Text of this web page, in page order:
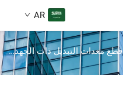
AR
قطع معدات التبديل ذات الجهد العالي